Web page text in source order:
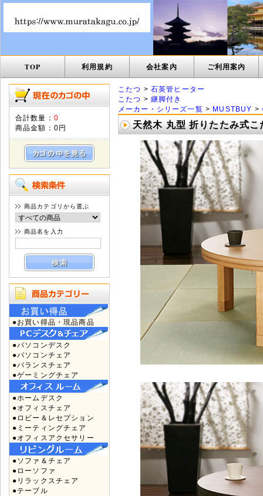
TOP 利用規約 会社案内 ご利用案内
合計数量： 0
商品金額： 0円
商品カテゴリから選ぶ
商品名を入力
●お買い得品・現品商品
●パソコンデスク
●パソコンチェア
●バランスチェア
●ゲーミングチェア
●ホームデスク
●オフィスチェア
●ロビー＆レセプション
●ミーティングチェア
●オフィスアクセサリー
●ソファ＆チェア
●ローソファ
●リラックスチェア
●テーブル
こたつ > 石英管ヒーター
こたつ > 継脚付き
メーカー・シリーズ一覧 > MUSTBUY >
天然木 丸型 折りたたみ式